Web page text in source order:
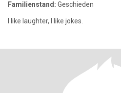
Familienstand: Geschieden
I like laughter, I like jokes.